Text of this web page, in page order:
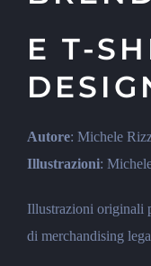
E T-
Autore: Michele
Illustrazioni:
Illustrazioni originali
di merchandising